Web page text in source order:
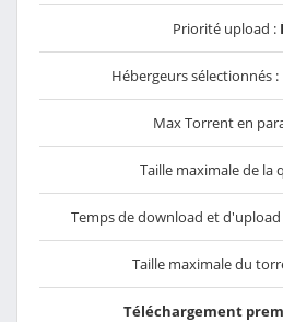
Priorité upload :
Hébergeurs sélectionnés :
Max Torrent en
Taille maximale de la
Temps de download et
Taille maximale du
Téléchargement